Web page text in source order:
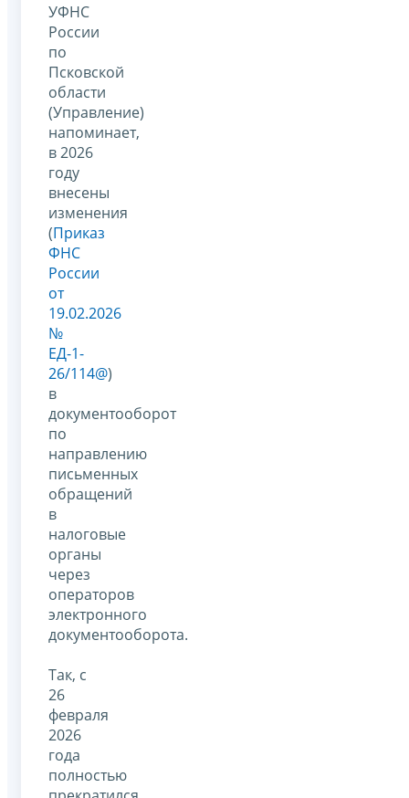
УФНС
России
по
Псковской
области
(Управление)
напоминает,
в 2026
году
внесены
изменения
(Приказ
ФНС
России
от
19.02.2026
№
ЕД-1-
26/114@)
в
документооборот
по
направлению
письменных
обращений
в
налоговые
органы
через
операторов
электронного
документооборота.
Так, с
26
февраля
2026
года
полностью